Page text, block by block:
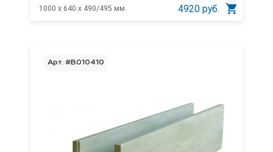
1000 x 640 x 490/495 мм. 4920 руб.
Арт. #B010410